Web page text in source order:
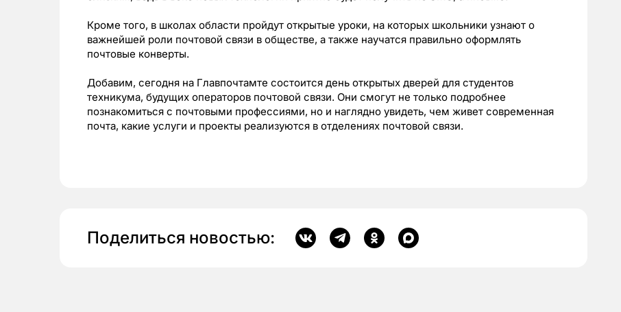
Кроме того, в школах области пройдут открытые уроки, на которых школьники узнают о
важнейшей роли почтовой связи в обществе, а также научатся правильно оформлять
почтовые конверты.
Добавим, сегодня на Главпочтамте состоится день открытых дверей для студентов
техникума, будущих операторов почтовой связи. Они смогут не только подробнее
познакомиться с почтовыми профессиями, но и наглядно увидеть, чем живет современная
почта, какие услуги и проекты реализуются в отделениях почтовой связи.
Поделиться новостью: